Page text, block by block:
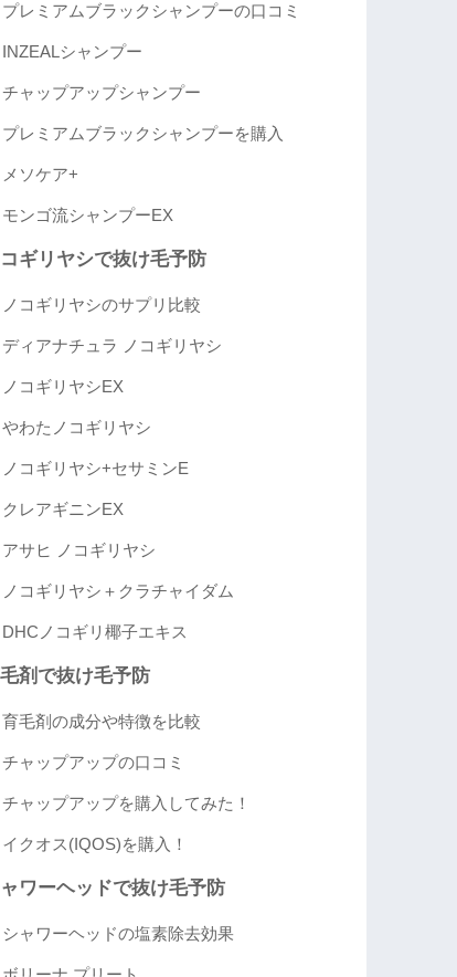
プレミアムブラックシャンプーの口コミ
INZEALシャンプー
チャップアップシャンプー
プレミアムブラックシャンプーを購入
メソケア+
モンゴ流シャンプーEX
ギリヤシで抜け毛予防
ノコギリヤシのサプリ比較
ディアナチュラ ノコギリヤシ
ノコギリヤシEX
やわたノコギリヤシ
ノコギリヤシ+セサミンE
クレアギニンEX
アサヒ ノコギリヤシ
ノコギリヤシ＋クラチャイダム
DHCノコギリ椰子エキス
剤で抜け毛予防
育毛剤の成分や特徴を比較
チャップアップの口コミ
チャップアップを購入してみた！
イクオス(IQOS)を購入！
ワーヘッドで抜け毛予防
シャワーヘッドの塩素除去効果